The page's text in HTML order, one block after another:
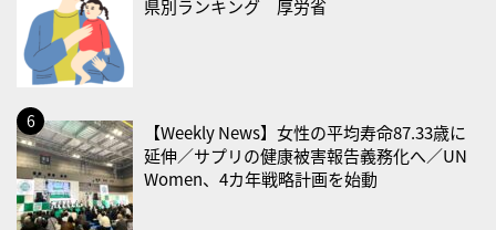
2026/08/26(水)
・風呂の日
2026/08/29(土)
・筋肉強化の日
2026/08/30(日)
・ＥＰＡの日
県別ランキング 厚労省
【Weekly News】女性の平均寿命87.33歳に
延伸／サプリの健康被害報告義務化へ／UN
Women、4カ年戦略計画を始動